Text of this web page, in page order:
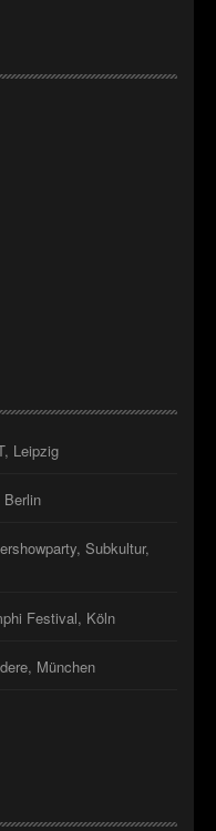
Leipzig
Subkultur,
Festival, Köln
München